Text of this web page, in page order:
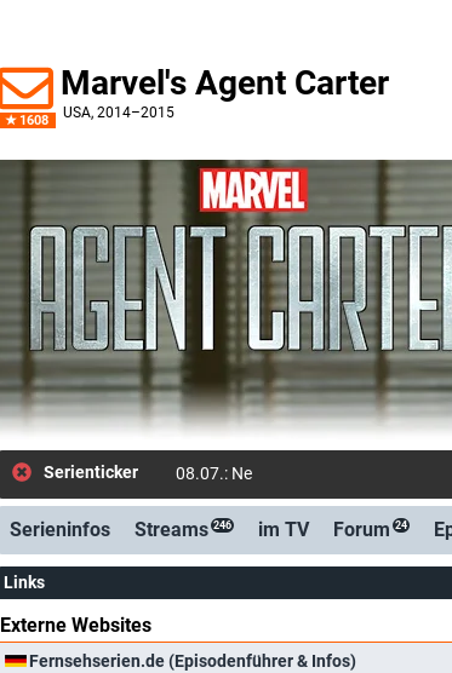
1608
Marvel's Agent Carter
USA, 2014–2015
Serienticker 08.07.: Neue Folge: Marvel's Agen
Serieninfos Streams 246 im TV Forum 24
Links
Externe Websites
Fernsehserien.de (Episodenführer & Infos)